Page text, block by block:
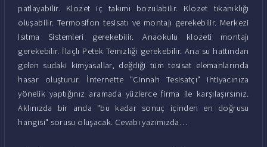
patlayabilir. Klozet iç takımı bozulabilir. Klozet tıkanıklığı
oluşabilir. Termosifon tesisatı ve montajı gerekebilir. Merkezi
Isıtma Sistemleri gerekebilir. Anaokulu klozeti montajı
gerekebilir. İlaçlı Petek Temizliği gerekebilir. Ana su hattından
gelen sudaki kimyasallar, değdiği tüm tesisat elemanlarında
hasar oluşturur. İnternette "Cinnah Tesisatçı" ihtiyacınıza
yönelik yaptığınız aramada yüzlerce firma ile karşılaşırsınız.
Aklınızda bir anda "bu kadar sonuç içinden en doğrusu
hangisi" sorusu oluşacak. Cevabı yazımızda…